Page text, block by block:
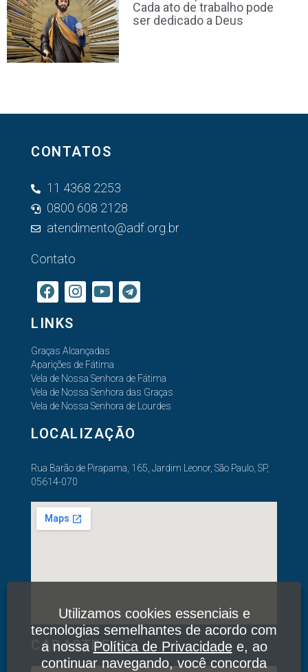
Cada ato de trabalho pode
ser dedicado a Deus
CONTATOS
11 4368 2253
0800 608 2128
atendimento@adf.org.br
Contato
LINKS
Graças Alcançadas
Aparições de Fátima
Vela de Nossa Senhora de Fátima
Vela de Nossa Senhora das Graças
Vela de Nossa Senhora de Lourdes
LOCALIZAÇÃO
Rua Barão de Pirapama, 165, Jardim Leonor, São Paulo, SP,
05614-070
CADASTRE-SE
Utilizamos cookies essenciais e
tecnologias semelhantes de acordo com
a nossaPolítica de Privacidadee, ao
continuar navegando, você concorda